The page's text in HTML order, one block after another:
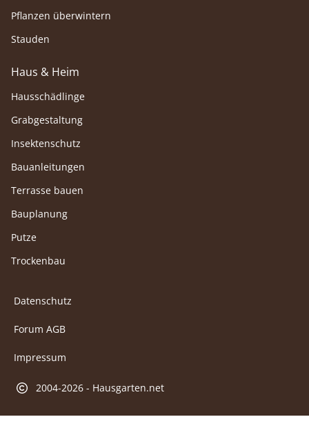
Pflanzen überwintern
Stauden
Haus & Heim
Hausschädlinge
Grabgestaltung
Insektenschutz
Bauanleitungen
Terrasse bauen
Bauplanung
Putze
Trockenbau
Datenschutz
Forum AGB
Impressum
2004-2026 - Hausgarten.net